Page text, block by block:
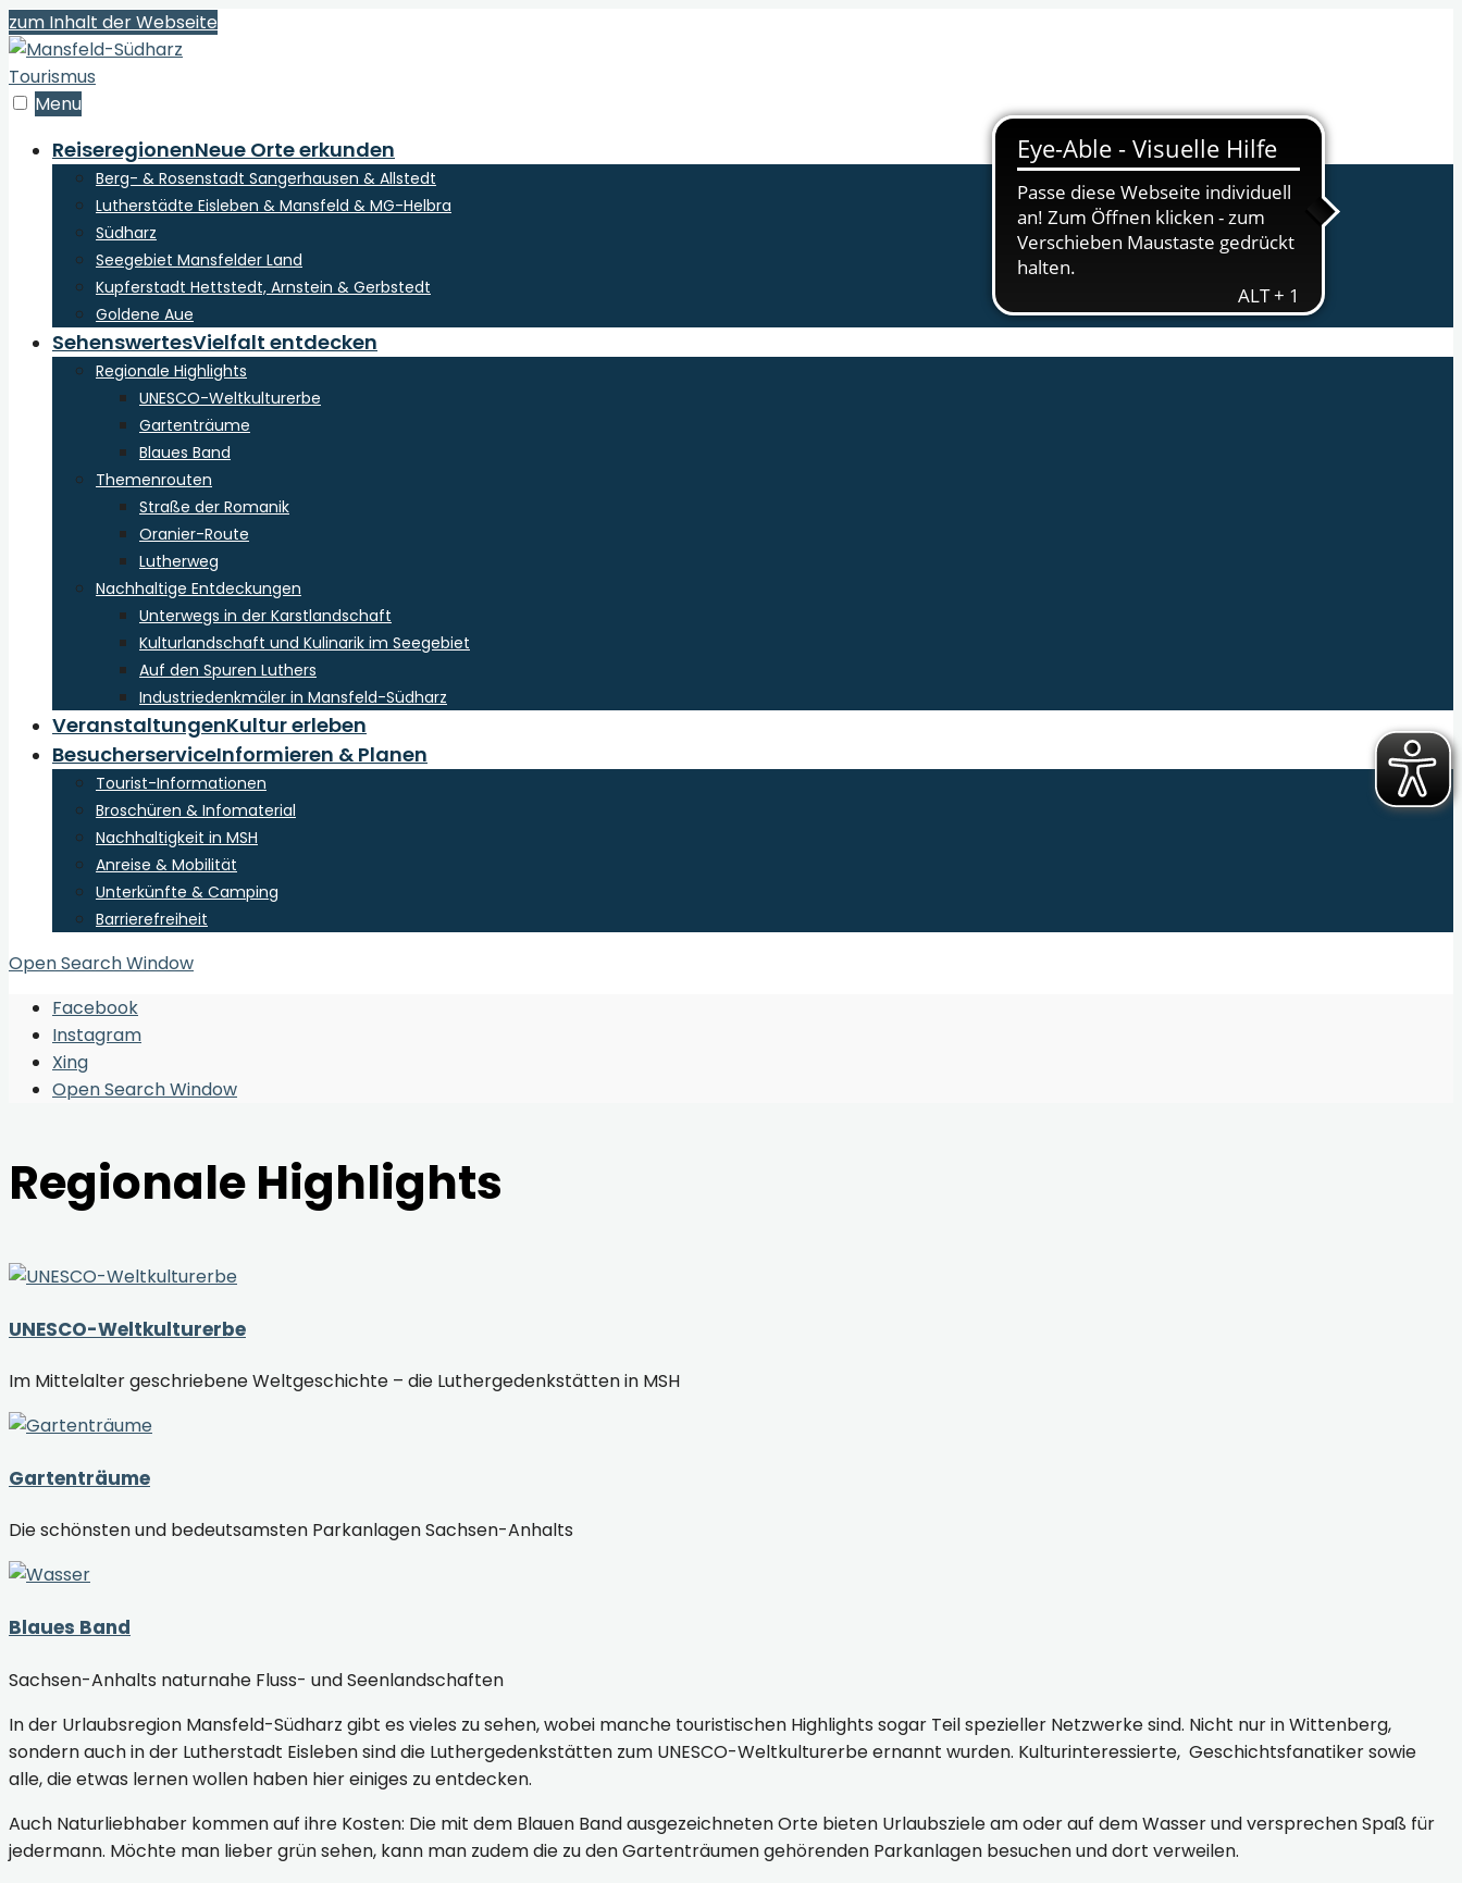
zum Inhalt der Webseite
Menu
ReiseregionenNeue Orte erkunden
Berg- & Rosenstadt Sangerhausen & Allstedt
Lutherstädte Eisleben & Mansfeld & MG-Helbra
Südharz
Seegebiet Mansfelder Land
Kupferstadt Hettstedt, Arnstein & Gerbstedt
Goldene Aue
SehenswertesVielfalt entdecken
Regionale Highlights
UNESCO-Weltkulturerbe
Gartenträume
Blaues Band
Themenrouten
Straße der Romanik
Oranier-Route
Lutherweg
Nachhaltige Entdeckungen
Unterwegs in der Karstlandschaft
Kulturlandschaft und Kulinarik im Seegebiet
Auf den Spuren Luthers
Industriedenkmäler in Mansfeld-Südharz
VeranstaltungenKultur erleben
BesucherserviceInformieren & Planen
Tourist-Informationen
Broschüren & Infomaterial
Nachhaltigkeit in MSH
Anreise & Mobilität
Unterkünfte & Camping
Barrierefreiheit
Open Search Window
Facebook
Instagram
Xing
Open Search Window
Regionale Highlights
UNESCO-Weltkulturerbe
Im Mittelalter geschriebene Weltgeschichte – die Luthergedenkstätten in MSH
Gartenträume
Die schönsten und bedeutsamsten Parkanlagen Sachsen-Anhalts
Blaues Band
Sachsen-Anhalts naturnahe Fluss- und Seenlandschaften
In der Urlaubsregion Mansfeld-Südharz gibt es vieles zu sehen, wobei manche touristischen Highlights sogar Teil spezieller Netzwerke sind. Nicht nur in Wittenberg,
sondern auch in der Lutherstadt Eisleben sind die Luthergedenkstätten zum UNESCO-Weltkulturerbe ernannt wurden. Kulturinteressierte, Geschichtsfanatiker sowie
alle, die etwas lernen wollen haben hier einiges zu entdecken.
Auch Naturliebhaber kommen auf ihre Kosten: Die mit dem Blauen Band ausgezeichneten Orte bieten Urlaubsziele am oder auf dem Wasser und versprechen Spaß für
jedermann. Möchte man lieber grün sehen, kann man zudem die zu den Gartenträumen gehörenden Parkanlagen besuchen und dort verweilen.